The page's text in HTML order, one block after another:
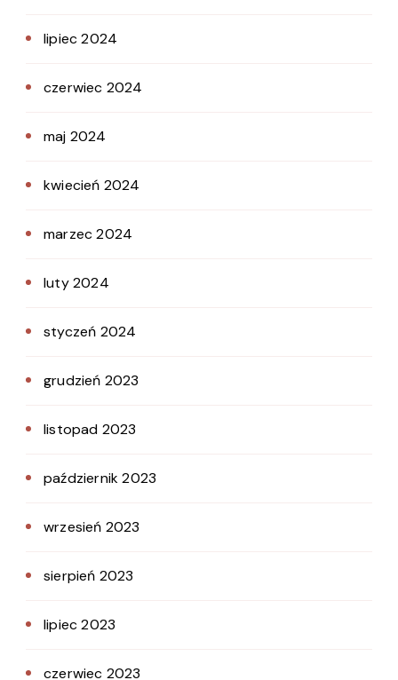
lipiec 2024
czerwiec 2024
maj 2024
kwiecień 2024
marzec 2024
luty 2024
styczeń 2024
grudzień 2023
listopad 2023
październik 2023
wrzesień 2023
sierpień 2023
lipiec 2023
czerwiec 2023